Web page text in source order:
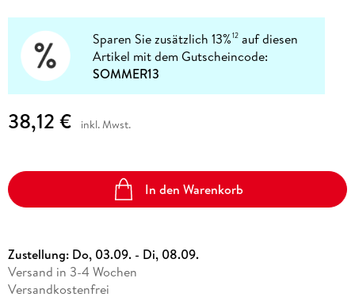
Sparen Sie zusätzlich 13%12 auf diesen
Artikel mit dem Gutscheincode:
SOMMER13
38,12 € inkl. Mwst.
In den Warenkorb
Zustellung: Do, 03.09. - Di, 08.09.
Versand in 3-4 Wochen
Versandkostenfrei